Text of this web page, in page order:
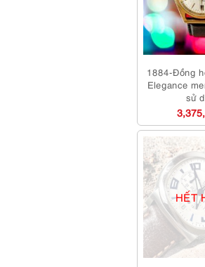
1884-Đồng
Elegance
sử
HẾT